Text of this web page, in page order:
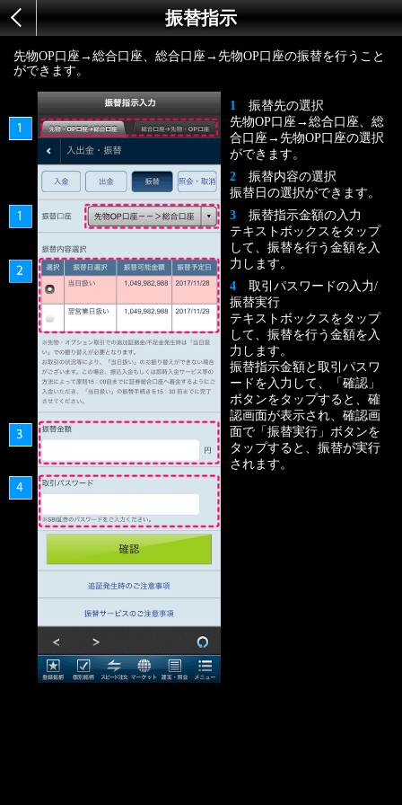
振替指示
先物OP口座→総合口座、総合口座→先物OP口座の振替を行うこと
ができます。
1 振替先の選択
先物OP口座→総合口座、総
合口座→先物OP口座の選択
ができます。
2 振替内容の選択
振替日の選択ができます。
3 振替指示金額の入力
テキストボックスをタップ
して、振替を行う金額を入
力します。
4 取引パスワードの入力/
振替実行
テキストボックスをタップ
して、振替を行う金額を入
力します。
振替指示金額と取引パスワ
ードを入力して、「確認」
ボタンをタップすると、確
認画面が表示され、確認画
面で「振替実行」ボタンを
タップすると、振替が実行
されます。